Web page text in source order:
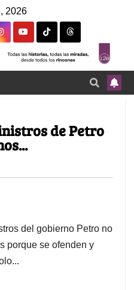
2026
de Petro
del gobierno Petro no
porque se ofenden y